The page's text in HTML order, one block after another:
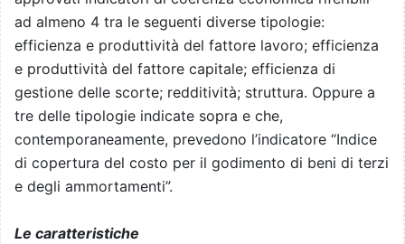
ad almeno 4 tra le seguenti diverse tipologie:
efficienza e produttività del fattore lavoro; efficienza
e produttività del fattore capitale; efficienza di
gestione delle scorte; redditività; struttura. Oppure a
tre delle tipologie indicate sopra e che,
contemporaneamente, prevedono l’indicatore “Indice
di copertura del costo per il godimento di beni di terzi
e degli ammortamenti”.
Le caratteristiche